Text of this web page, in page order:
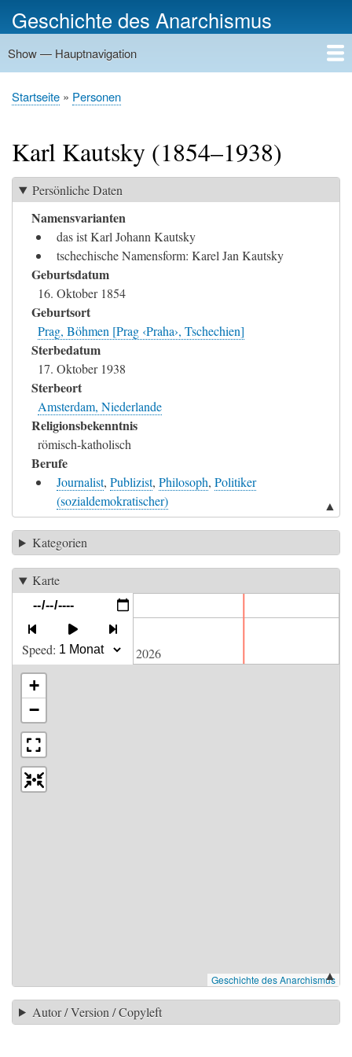
zum
Geschichte des Anarchismus
Hauptnavigation
Show — Hauptnavigation
Startseite
Geschichte
Personen
Gruppierungen
Ereignisse
Zeitungen
Schriftenreihen
Verlage
Treffpunkte
Rundwege
Orte
Bilder
Kategorien
Pfadnavigation
Startseite Personen
Karl Kautsky (1854–1938)
Persönliche Daten
Namensvarianten
das ist Karl Johann Kautsky
tschechische Namensform: Karel Jan Kautsky
Geburtsdatum
16. Oktober 1854
Geburtsort
Prag, Böhmen [Prag ‹Praha›, Tschechien]
Sterbedatum
17. Oktober 1938
Sterbeort
Amsterdam, Niederlande
Religionsbekenntnis
römisch-katholisch
Berufe
Journalist, Publizist, Philosoph, Politiker
(sozialdemokratischer)
▲
Kategorien
Karte
▲
Autor / Version / Copyleft